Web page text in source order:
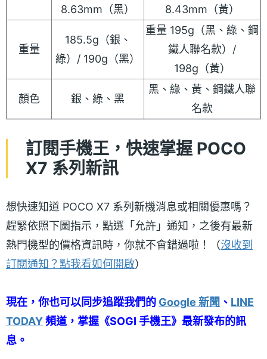
8.63mm（黑）
8.43mm（黃）
重量
185.5g（銀、
綠）/ 190g（黑）
重量 195g（黑、綠、鋼
鐵人聯名款）/
198g（黃）
顏色 銀、綠、黑
黑、綠、黃、鋼鐵人聯
名款
訂閱手機王，快速掌握 POCO
X7 系列新訊
想快速知道 POCO X7 系列新機消息或相關優惠嗎？
趕緊依照下圖指示，點選「允許」通知，之後有最新
熱門機型的價格資訊時，你就不會錯過啦！（沒收到
訂閱通知？點我看如何開啟）
現在，你也可以同步追蹤我們的 Google 新聞 、 LINE
TODAY頻道，掌握《SOGI 手機王》最新發布的訊
息。